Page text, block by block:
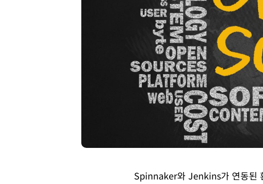
Spinnaker와 Jenkins가 연동된